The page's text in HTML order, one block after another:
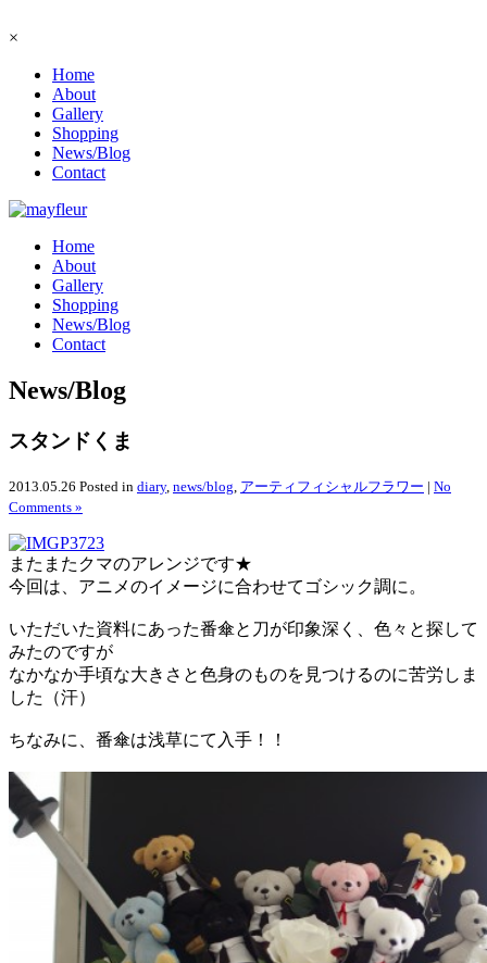
×
Home
About
Gallery
Shopping
News/Blog
Contact
Home
About
Gallery
Shopping
News/Blog
Contact
News/Blog
スタンドくま
2013.05.26 Posted in diary, news/blog アーティフィシャルフラワー | No
Comments »
またまたクマのアレンジです★
今回は、アニメのイメージに合わせてゴシック調に。
いただいた資料にあった番傘と刀が印象深く、色々と探して
みたのですが
なかなか手頃な大きさと色身のものを見つけるのに苦労しま
した（汗）
ちなみに、番傘は浅草にて入手！！